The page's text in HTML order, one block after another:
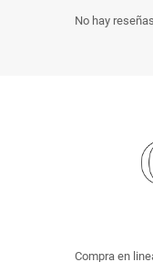
No hay
Compra en